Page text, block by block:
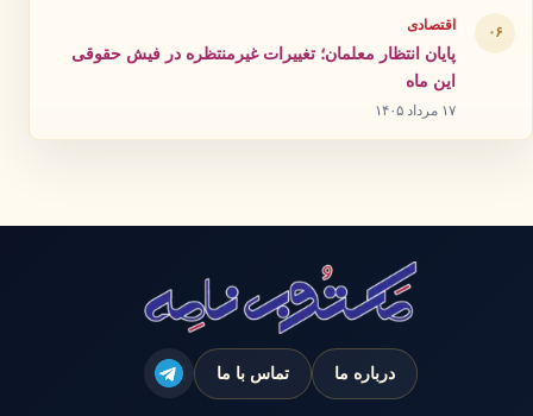
۰۶ اقتصادی
پایان انتظار معلمان؛ تغییرات غیرمنتظره در فیش حقوقی
این ماه
۱۷ مرداد ۱۴۰۵
درباره ما تماس با ما